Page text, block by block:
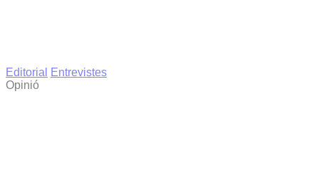
Editorial
Entrevistes
Opinió